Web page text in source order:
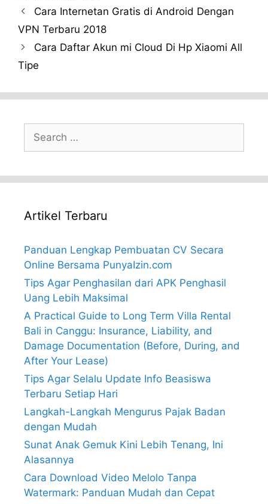
Cara Internetan Gratis di Android Dengan
VPN Terbaru 2018
Cara Daftar Akun mi Cloud Di Hp Xiaomi All
Tipe
for:
Artikel Terbaru
Panduan Lengkap Pembuatan CV Secara
Online Bersama PunyaIzin.com
Tips Agar Penghasilan dari APK Penghasil
Uang Lebih Maksimal
A Practical Guide to Long Term Villa Rental
Bali in Canggu: Insurance, Liability, and
Damage Documentation (Before, During, and
After Your Lease)
Tips Agar Selalu Update Info Beasiswa
Terbaru Setiap Hari
Langkah-Langkah Mengurus Pajak Badan
dengan Mudah
Sunat Anak Gemuk Kini Lebih Tenang, Ini
Alasannya
Cara Download Video Melolo Tanpa
Watermark: Panduan Mudah dan Cepat